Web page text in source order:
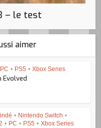
– le test
aimer
PC • PS5 • Xbox Series
Evolved
indé • Nintendo Switch •
• PC • PS5 • Xbox Series